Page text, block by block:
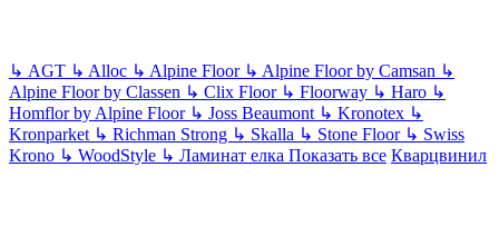
↳ AGT ↳ Alloc ↳ Alpine Floor ↳ Alpine Floor by Camsan ↳
Alpine Floor by Classen ↳ Clix Floor ↳ Floorway ↳ Haro ↳
Homflor by Alpine Floor ↳ Joss Beaumont ↳ Kronotex ↳
Kronparket ↳ Richman Strong ↳ Skalla ↳ Stone Floor ↳ Swiss
Krono ↳ WoodStyle ↳ Ламинат елка Показать все Кварцвинил